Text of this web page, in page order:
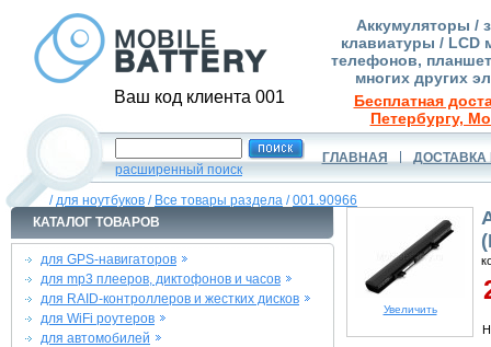
Ваш код клиента 001
Аккумуляторы /
клавиатуры / LCD
телефонов,
многих других
Бесплатная
Петербургу,
расширенный поиск
ГЛАВНАЯ ДОСТАВКА
/для ноутбуков / Все товары раздела /001.90966
КАТАЛОГ ТОВАРОВ
для GPS-навигаторов
для mp3 плееров, диктофонов и часов
для RAID-контроллеров и жестких дисков
для WiFi роутеров
для автомобилей
Увеличить